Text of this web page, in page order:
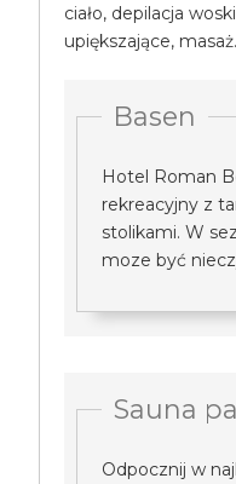
ciało, depilacja
upiększające, masaż.
Basen
Hotel Roman
rekreacyjny z
stolikami. W
moze być
Sauna
Odpocznij w